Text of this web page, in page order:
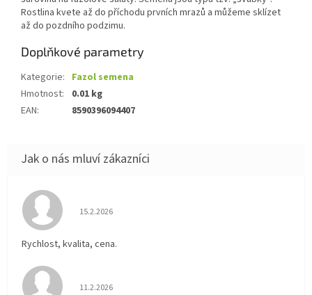
Rostlina kvete až do příchodu prvních mrazů a můžeme sklízet
až do pozdního podzimu.
Doplňkové parametry
Kategorie: Fazol semena
Hmotnost:
0.01 kg
EAN: 8590396094407
Hodnocení obchodu je 5 z 5 hvězdiček.
15.2.2026
Rychlost, kvalita, cena.
Hodnocení obchodu je 5 z 5 hvězdiček.
11.2.2026